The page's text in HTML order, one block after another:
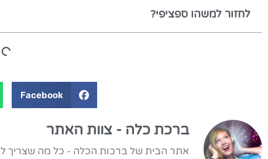
לחזור למשהו ספציפי?
Facebook
ברכת כלה - צוות האתר